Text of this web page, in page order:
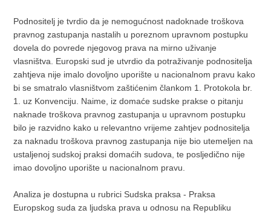
Podnositelj je tvrdio da je nemogućnost nadoknade troškova
pravnog zastupanja nastalih u poreznom upravnom postupku
dovela do povrede njegovog prava na mirno uživanje
vlasništva. Europski sud je utvrdio da potraživanje podnositelja
zahtjeva nije imalo dovoljno uporište u nacionalnom pravu kako
bi se smatralo vlasništvom zaštićenim člankom 1. Protokola br.
1. uz Konvenciju. Naime, iz domaće sudske prakse o pitanju
naknade troškova pravnog zastupanja u upravnom postupku
bilo je razvidno kako u relevantno vrijeme zahtjev podnositelja
za naknadu troškova pravnog zastupanja nije bio utemeljen na
ustaljenoj sudskoj praksi domaćih sudova, te posljedično nije
imao dovoljno uporište u nacionalnom pravu.
Analiza je dostupna u rubrici Sudska praksa - Praksa
Europskog suda za ljudska prava u odnosu na Republiku